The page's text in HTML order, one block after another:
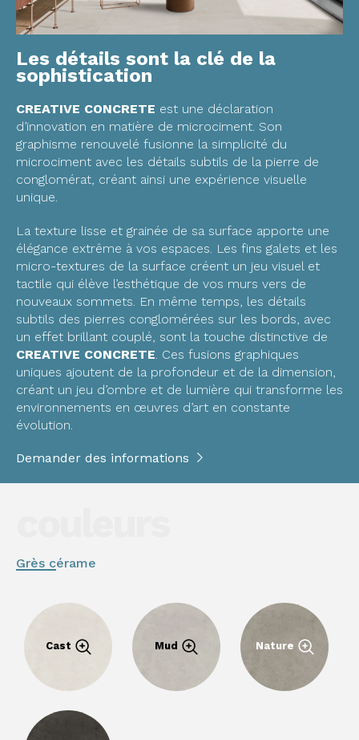
Les détails sont la clé de la
sophistication
CREATIVE CONCRETE est une déclaration
d’innovation en matière de microciment. Son
graphisme renouvelé fusionne la simplicité du
microciment avec les détails subtils de la pierre de
conglomérat, créant ainsi une expérience visuelle
unique.
La texture lisse et grainée de sa surface apporte une
élégance extrême à vos espaces. Les fins galets et les
micro-textures de la surface créent un jeu visuel et
tactile qui élève l’esthétique de vos murs vers de
nouveaux sommets. En même temps, les détails
subtils des pierres conglomérées sur les bords, avec
un effet brillant couplé, sont la touche distinctive de
CREATIVE CONCRETE . Ces fusions graphiques
uniques ajoutent de la profondeur et de la dimension,
créant un jeu d’ombre et de lumière qui transforme les
environnements en œuvres d’art en constante
évolution.
Demander des informations
Grès cérame
Cast Mud Nature